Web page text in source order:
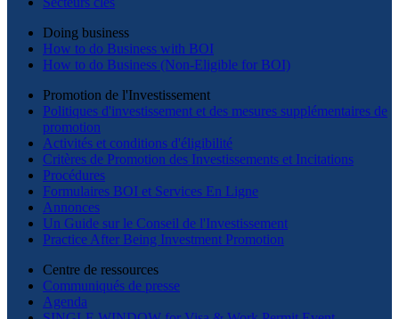
Doing business
How to do Business with BOI
How to do Business (Non-Eligible for BOI)
Promotion de l'Investissement
Politiques d'investissement et des mesures supplémentaires de
promotion
Activités et conditions d'éligibilité
Critères de Promotion des Investissements et Incitations
Procédures
Formulaires BOI et Services En Ligne
Annonces
Un Guide sur le Conseil de l'Investissement
Practice After Being Investment Promotion
Centre de ressources
Communiqués de presse
Agenda